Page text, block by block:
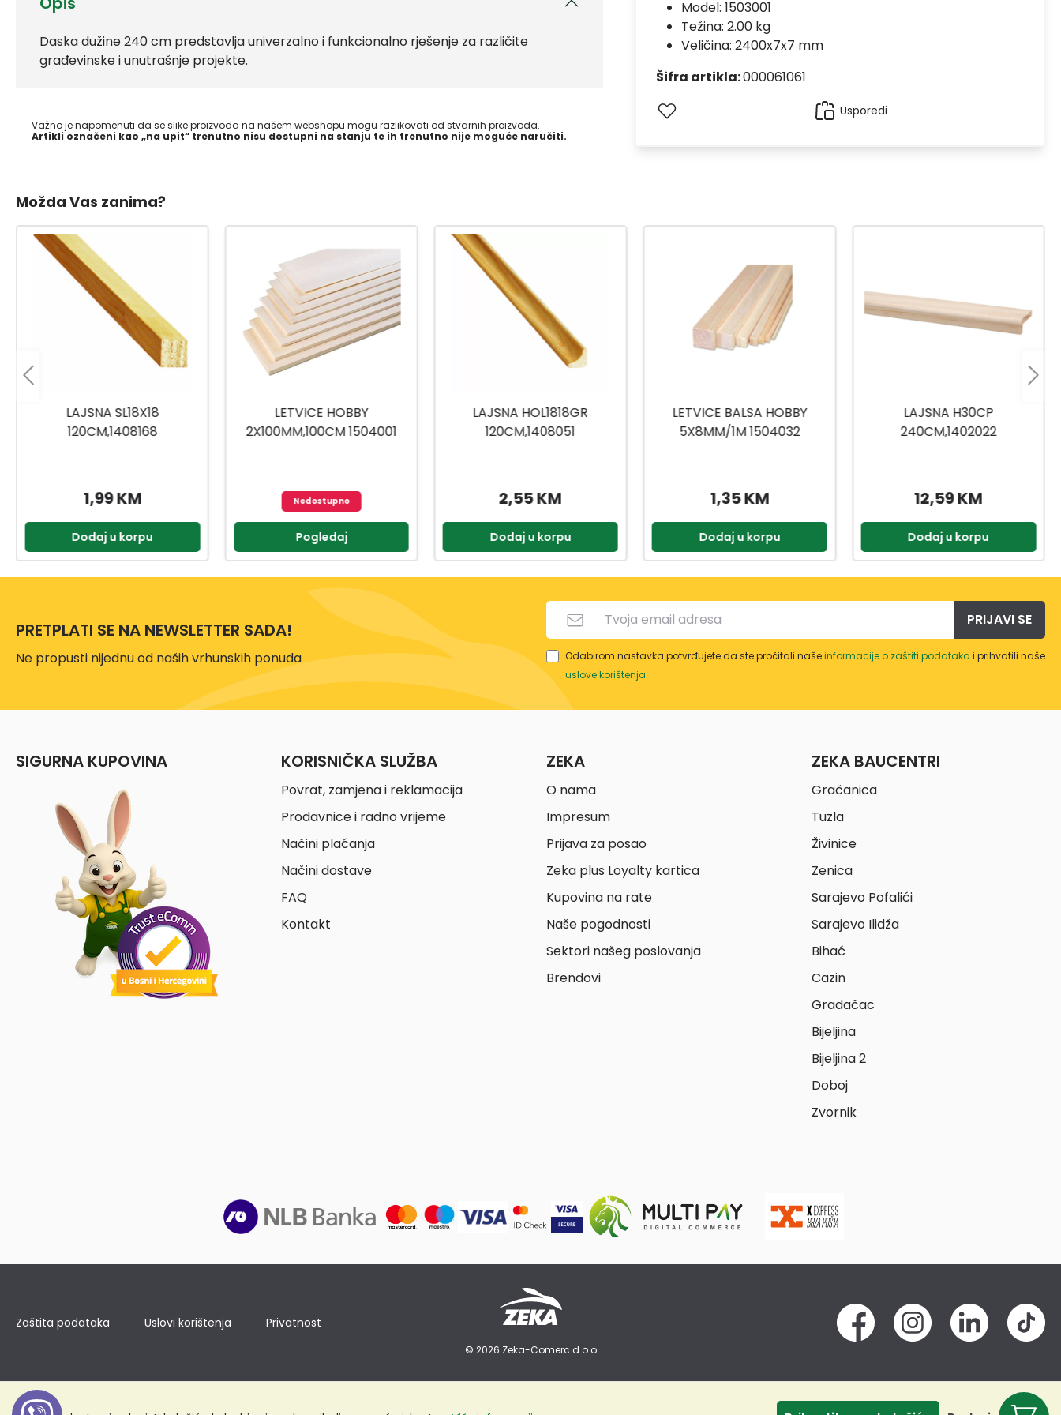
Daska dužine 240 cm predstavlja univerzalno i funkcionalno rješenje za različite
građevinske i unutrašnje projekte.
Važno je napomenuti da se slike proizvoda na našem webshopu mogu razlikovati od stvarnih proizvoda.
Artikli označeni kao „na upit“ trenutno nisu dostupni na stanju te ih trenutno nije moguće naručiti.
Model: 1503001
Težina: 2.00 kg
Veličina: 2400x7x7 mm
Šifra artikla:000061061
Usporedi
Možda Vas zanima?
LETVICE HOBBY
2X100MM,100CM 1504001
Nedostupno
Pogledaj
LAJSNA HOL1818GR
120CM,1408051
2,55 KM
Dodaj u korpu
LETVICE BALSA HOBBY
5X8MM/1M 1504032
1,35 KM
Dodaj u korpu
LAJSNA H30CP
240CM,1402022
12,59 KM
Dodaj u korpu
DASKA SL28X28VTA
240CM,1503101
8,95 KM
Dodaj u korpu
PRETPLATI SE NA NEWSLETTER SADA!
Ne propusti nijednu od naših vrhunskih ponuda
PRIJAVI SE
Odabirom nastavka potvrđujete da ste pročitali našeinformacije o zaštiti podataka i prihvatili naše
uslove korištenja.
SIGURNA KUPOVINA KORISNIČKA SLUŽBA
Povrat, zamjena i reklamacija
Prodavnice i radno vrijeme
Načini plaćanja
Načini dostave
FAQ
Kontakt
ZEKA
O nama
Impresum
Prijava za posao
Zeka plus Loyalty kartica
Kupovina na rate
Naše pogodnosti
Sektori našeg poslovanja
Brendovi
ZEKA BAUCENTRI
Gračanica
Tuzla
Živinice
Zenica
Sarajevo Pofalići
Sarajevo Ilidža
Bihać
Cazin
Gradačac
Bijeljina
Bijeljina 2
Doboj
Zvornik
Zaštita podataka Uslovi korištenja Privatnost
© 2026 Zeka-Comerc d.o.o